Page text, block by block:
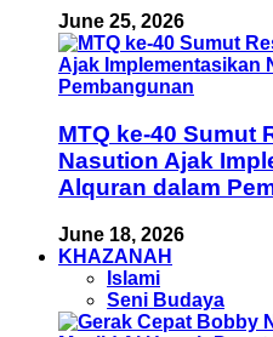
June 25, 2026
MTQ ke-40 Sumut
Nasution Ajak
Alquran dalam
June 18, 2026
KHAZANAH
Islami
Seni Budaya